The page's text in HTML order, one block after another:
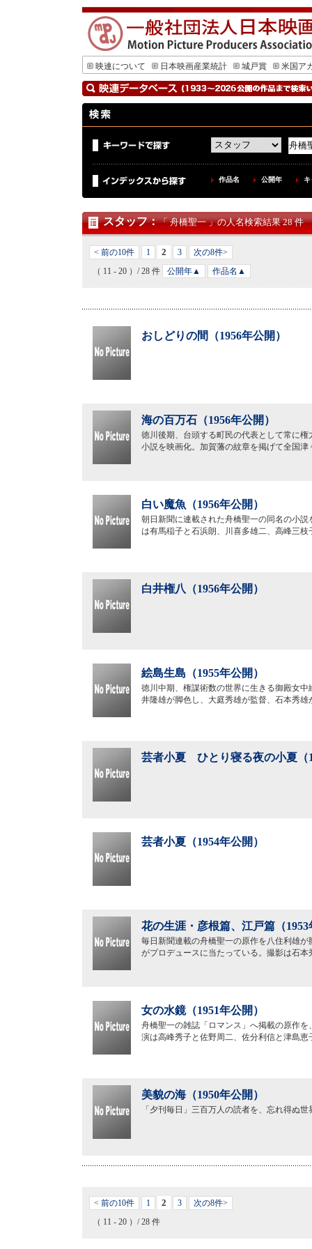
映連について 日本映画産業統計 城戸賞 米国ア
作品名 公開年
スタッフ：「 舟橋聖一 」の人名検索結果 28 件
< 前の10件 1 2 3
次の8件>
（ 11 - 20 ）/ 28 件
公開年▲ 作品名▲
おしどりの間（1956年公開）
海の百万石（1956年公開）
徳川後期、台頭する町民の代表として常に
小説を映画化。加賀藩の紋章を掲げて全国
白い魔魚（1956年公開）
朝日新聞に連載された舟橋聖一の同名の小
は有馬稲子と石浜朗、川喜多雄二、高峰三
白井権八（1956年公開）
絵島生島（1955年公開）
徳川中期、権謀術数の世界に生きる御殿女
井隆雄が脚色し、大庭秀雄が監督、石本秀
芸者小夏 ひとり寝る夜の小夏（
芸者小夏（1954年公開）
花の生涯・彦根篇、江戸篇（1953
毎日新聞連載の舟橋聖一の原作を八住利雄
がプロデュースに当たっている。撮影は石
女の水鏡（1951年公開）
舟橋聖一の雑誌「ロマンス」へ掲載の原作
演は高峰秀子と佐野周二、佐分利信と津島
美貌の海（1950年公開）
「夕刊毎日」三百万人の読者を、忘れ得ぬ
< 前の10件 1 2 3
次の8件>
（ 11 - 20 ）/ 28 件